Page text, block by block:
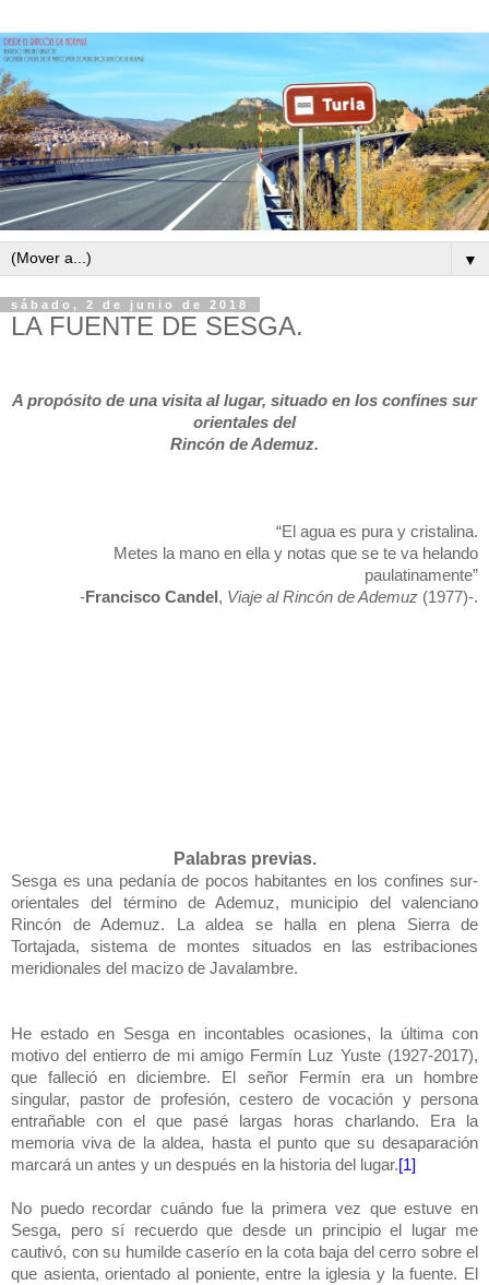
▼
sábado, 2 de junio de 2018
LA FUENTE DE SESGA.
A propósito de una visita al lugar, situado en los confines sur
orientales del
Rincón de Ademuz.
“El agua es pura y cristalina.
Metes la mano en ella y notas que se te va helando
paulatinamente”
-Francisco Candel , Viaje al Rincón de Ademuz (1977)-.
Palabras previas.
Sesga es una pedanía de pocos habitantes en los confines sur-
orientales del término de Ademuz, municipio del valenciano
Rincón de Ademuz. La aldea se halla en plena Sierra de
Tortajada, sistema de montes situados en las estribaciones
meridionales del macizo de Javalambre.
He estado en Sesga en incontables ocasiones, la última con
motivo del entierro de mi amigo Fermín Luz Yuste (1927-2017),
que falleció en diciembre. El señor Fermín era un hombre
singular, pastor de profesión, cestero de vocación y persona
entrañable con el que pasé largas horas charlando. Era la
memoria viva de la aldea, hasta el punto que su desaparación
marcará un antes y un después en la historia del lugar.[1]
No puedo recordar cuándo fue la primera vez que estuve en
Sesga, pero sí recuerdo que desde un principio el lugar me
cautivó, con su humilde caserío en la cota baja del cerro sobre el
que asienta, orientado al poniente, entre la iglesia y la fuente. El